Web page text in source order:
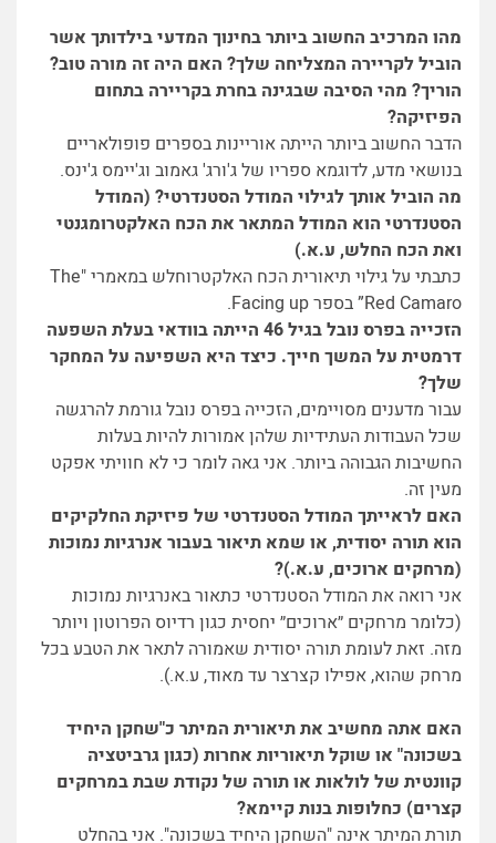
מהו המרכיב החשוב ביותר בחינוך המדעי בילדותך אשר
הוביל לקריירה המצליחה שלך? האם היה זה מורה טוב?
הוריך? מהי הסיבה שבגינה בחרת בקריירה בתחום
הפיזיקה?
הדבר החשוב ביותר הייתה אוריינות בספרים פופולאריים
בנושאי מדע, לדוגמא ספריו של ג'ורג' גאמוב וג'יימס ג'ינס.
מה הוביל אותך לגילוי המודל הסטנדרטי? (המודל
הסטנדרטי הוא המודל המתאר את הכח האלקטרומגנטי
ואת הכח החלש, ע.א.)
כתבתי על גילוי תיאורית הכח האלקטרוחלש במאמרי "The
Red Camaro” בספר Facing up.
הזכייה בפרס נובל בגיל 46 הייתה בוודאי בעלת השפעה
דרמטית על המשך חייך. כיצד היא השפיעה על המחקר
שלך?
עבור מדענים מסויימים, הזכייה בפרס נובל גורמת להרגשה
שכל העבודות העתידיות שלהן אמורות להיות בעלות
החשיבות הגבוהה ביותר. אני גאה לומר כי לא חוויתי אפקט
מעין זה.
האם לראייתך המודל הסטנדרטי של פיזיקת החלקיקים
הוא תורה יסודית, או שמא תיאור בעבור אנרגיות נמוכות
(מרחקים ארוכים, ע.א.)?
אני רואה את המודל הסטנדרטי כתאור באנרגיות נמוכות
(כלומר מרחקים ״ארוכים״ יחסית כגון רדיוס הפרוטון ויותר
מזה. זאת לעומת תורה יסודית שאמורה לתאר את הטבע בכל
מרחק שהוא, אפילו קצרצר עד מאוד, ע.א.).
האם אתה מחשיב את תיאורית המיתר כ"שחקן היחיד
בשכונה" או שוקל תיאוריות אחרות (כגון גרביטציה
קוונטית של לולאות או תורה של נקודת שבת במרחקים
קצרים) כחלופות בנות קיימא?
תורת המיתר אינה "השחקן היחיד בשכונה". אני בהחלט